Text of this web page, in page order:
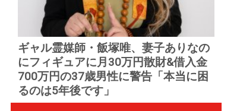
ギャル霊媒師・飯塚唯、妻子ありなの
にフィギュアに月30万円散財&借入金
700万円の37歳男性に警告「本当に困
るのは5年後です」